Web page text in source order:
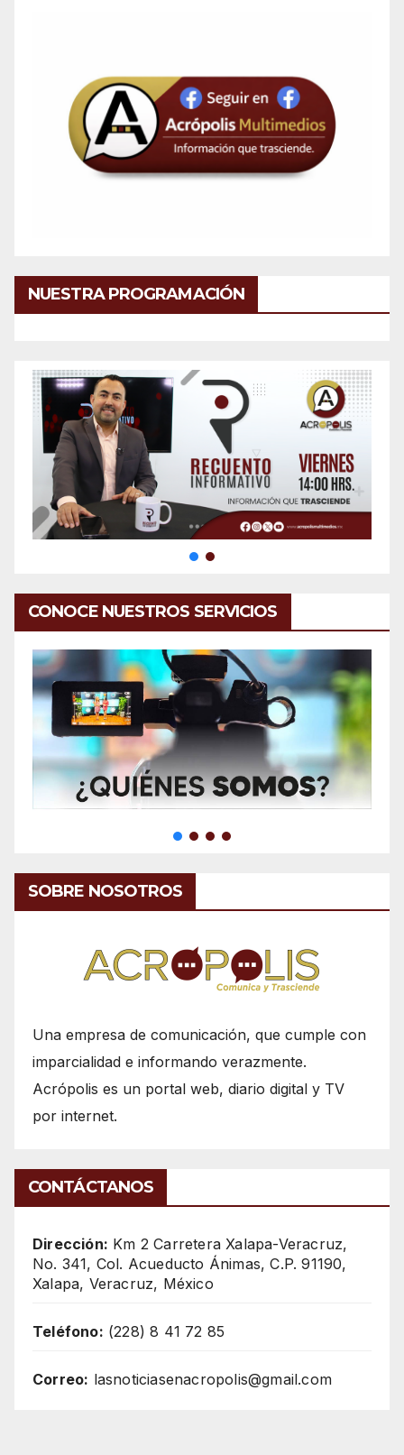
NUESTRA PROGRAMACIÓN
CONOCE NUESTROS SERVICIOS
SOBRE NOSOTROS
Una empresa de comunicación, que cumple con
imparcialidad e informando verazmente.
Acrópolis es un portal web, diario digital y TV
por internet.
CONTÁCTANOS
Dirección: Km 2 Carretera Xalapa-Veracruz,
No. 341, Col. Acueducto Ánimas, C.P. 91190,
Xalapa, Veracruz, México
Teléfono: (228) 8 41 72 85
Correo: lasnoticiasenacropolis@gmail.com